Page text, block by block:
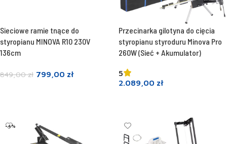
Sieciowe ramie tnące do
styropianu MINOVA R10 230V
136cm
849,00zł 799,00 zł
Przecinarka gilotyna do cięcia
styropianu styroduru Minova Pro
260W (Sieć + Akumulator)
5
2.089,00 zł
-4%